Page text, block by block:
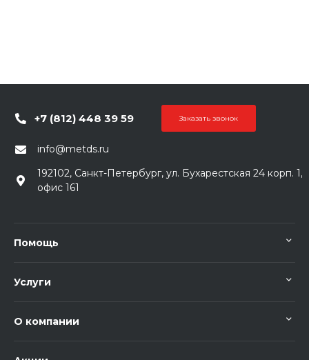
+7 (812) 448 39 59 Заказать звонок
info@metds.ru
192102, Санкт-Петербург, ул. Бухарестская 24 корп. 1,
офис 161
Помощь
Услуги
О компании